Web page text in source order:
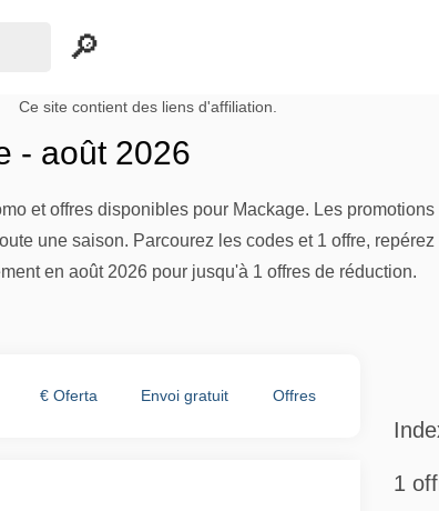
Ce site contient des liens d'affiliation.
- août 2026
et offres disponibles pour Mackage. Les
une saison. Parcourez les codes et 1 offre,
en août 2026 pour jusqu'à 1 offres de réduction.
€ Oferta Envoi gratuit Offres
1